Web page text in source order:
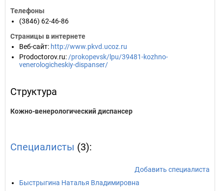
Телефоны
(3846) 62-46-86
Страницы в интернете
Веб-сайт: http://www.pkvd.ucoz.ru
Prodoctorov.ru: /prokopevsk/lpu/39481-kozhno-
venerologicheskiy-dispanser/
Структура
Кожно-венерологический диспансер
Специалисты (3):
Добавить специалиста
Быстрыгина Наталья Владимировна